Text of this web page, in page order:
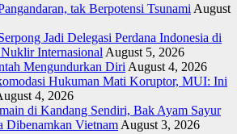
tak Berpotensi Tsunami August
Jadi Delegasi Perdana Indonesia di
Internasional August 5, 2026
Mengundurkan Diri August 4, 2026
Hukuman Mati Koruptor, MUI: Ini
4, 2026
di Kandang Sendiri, Bak Ayam Sayur
Dibenamkan Vietnam August 3, 2026